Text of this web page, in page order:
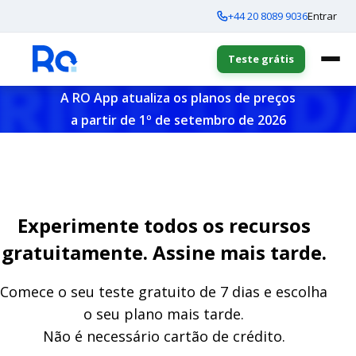
+44 20 8089 9036Entrar
Teste grátis
A RO App atualiza os planos de preços
a partir de 1º de setembro de 2026
Experimente todos os recursos
gratuitamente. Assine mais tarde.
Comece o seu teste gratuito de 7 dias e escolha
o seu plano mais tarde.
Não é necessário cartão de crédito.